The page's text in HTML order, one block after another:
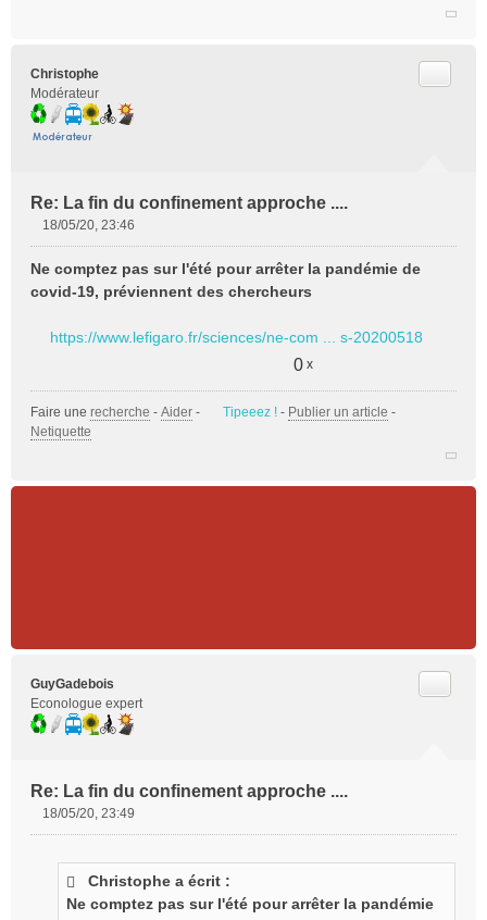
Christophe
Modérateur
Re: La fin du confinement approche ....
s
s
o
n
l
18/05/20, 23:46
Ne comptez pas sur l'été pour arrêter la pandémie de
covid-19, préviennent des chercheurs
https://www.lefigaro.fr/sciences/ne-com ... s-20200518
0 x
Faire une recherche - Aider - Tipeeez ! - Publier un article -
Netiquette
GuyGadebois
Econologue expert
Re: La fin du confinement approche ....
18/05/20, 23:49
Christophe a écrit :
Ne comptez pas sur l'été pour arrêter la pandémie